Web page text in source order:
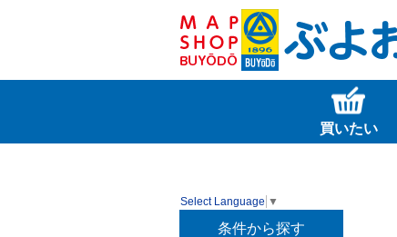
買いたい
Select Language ▼
条件から探す